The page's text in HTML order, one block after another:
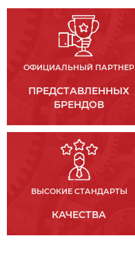
ОФИЦИАЛЬНЫЙ ПАРТНЕР
ПРЕДСТАВЛЕННЫХ
БРЕНДОВ
ВЫСОКИЕ СТАНДАРТЫ
КАЧЕСТВА